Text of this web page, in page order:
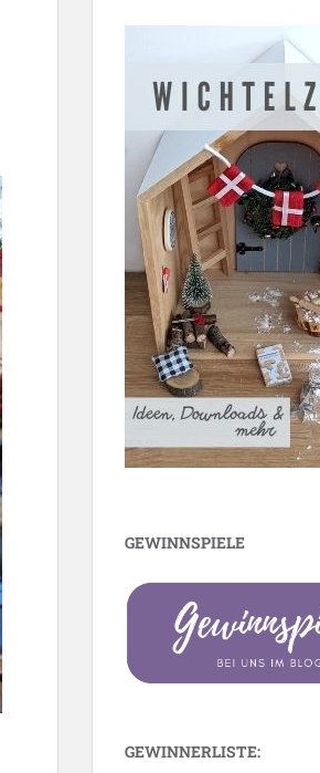
GEWINNSPIELE
GEWINNERLISTE: